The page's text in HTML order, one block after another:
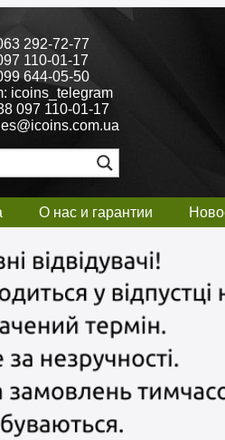
292-72-77
110-01-17
644-05-50
icoins_telegram
097 110-01-17
О нас и гарантии